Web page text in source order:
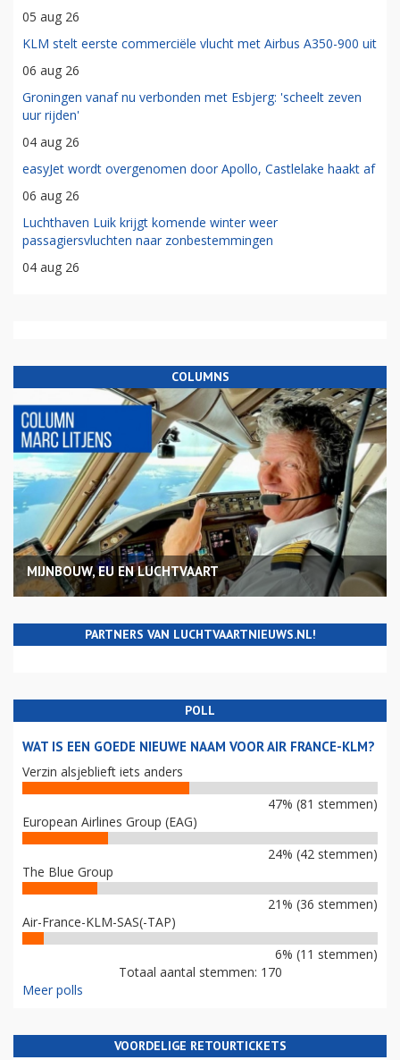
05 aug 26
KLM stelt eerste commerciële vlucht met Airbus A350-900 uit
06 aug 26
Groningen vanaf nu verbonden met Esbjerg: 'scheelt zeven
uur rijden'
04 aug 26
easyJet wordt overgenomen door Apollo, Castlelake haakt af
06 aug 26
Luchthaven Luik krijgt komende winter weer
passagiersvluchten naar zonbestemmingen
04 aug 26
COLUMNS
MIJNBOUW, EU EN LUCHTVAART
PARTNERS VAN LUCHTVAARTNIEUWS.NL!
POLL
WAT IS EEN GOEDE NIEUWE NAAM VOOR AIR FRANCE-KLM?
Verzin alsjeblieft iets anders
47% (81 stemmen)
European Airlines Group (EAG)
24% (42 stemmen)
The Blue Group
21% (36 stemmen)
Air-France-KLM-SAS(-TAP)
6% (11 stemmen)
Totaal aantal stemmen: 170
Meer polls
VOORDELIGE RETOURTICKETS